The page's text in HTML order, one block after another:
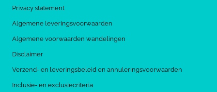
Privacy statement
Algemene leveringsvoorwaarden
Algemene voorwaarden wandelingen
Disclaimer
Verzend- en leveringsbeleid en annuleringsvoorwaarden
Inclusie- en exclusiecriteria